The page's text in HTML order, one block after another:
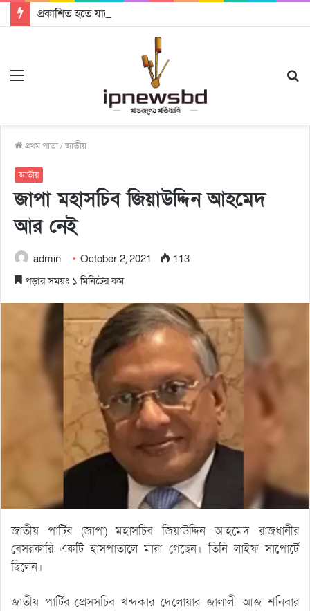
প্রকাশিত হতে যাচ্ছে দি রাবুগার নতুন গান ‘Baljanggi’
প্রথম পাতা/জাতীয়
জাতীয়
জাপা মহাসচিব জিয়াউদ্দিন আহমেদ
আর নেই
admin October 2, 2021
113
পড়ার সময়ঃ ১ মিনিটের কম
জাতীয় পার্টির (জাপা) মহাসচিব জিয়াউদ্দিন আহমেদ রাজধানীর
বেসরকারি একটি হাসপাতালে মারা গেছেন। তিনি লাইফ সাপোর্টে
ছিলেন।
জাতীয় পার্টির প্রেসসচিব খন্দকার দেলোয়ার জালালী আজ শনিবার